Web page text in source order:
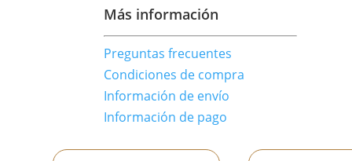
Más información
Preguntas frecuentes
Condiciones de compra
Información de envío
Información de pago